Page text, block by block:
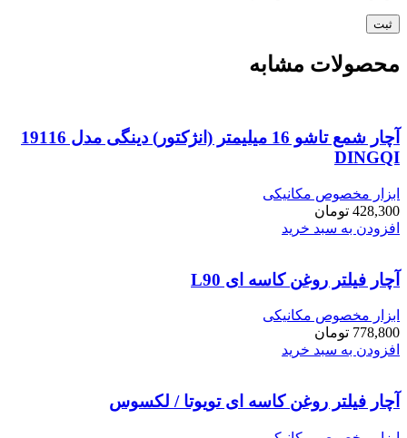
محصولات مشابه
آچار شمع تاشو 16 میلیمتر (انژکتور) دینگی مدل 19116
DINGQI
ابزار مخصوص مکانیکی
428,300 تومان
افزودن به سبد خرید
آچار فیلتر روغن کاسه ای L90
ابزار مخصوص مکانیکی
778,800 تومان
افزودن به سبد خرید
آچار فیلتر روغن کاسه ای تویوتا / لکسوس